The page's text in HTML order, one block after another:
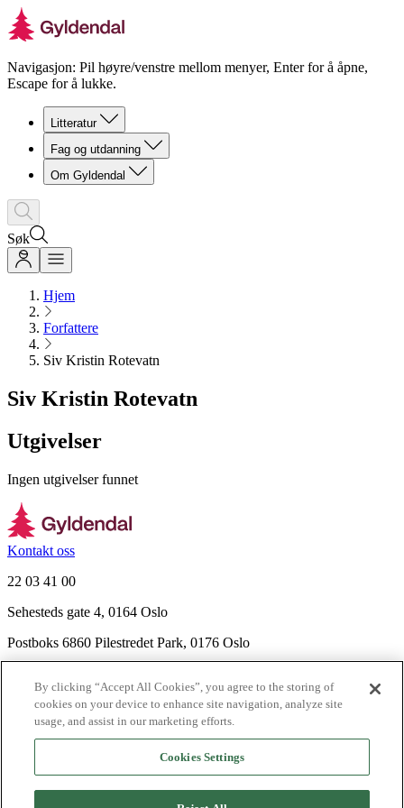
Navigasjon: Pil høyre/venstre mellom menyer, Enter for å åpne,
Escape for å lukke.
Litteratur
Fag og utdanning
Om Gyldendal
Søk
Hjem
Forfattere
Siv Kristin Rotevatn
Siv Kristin Rotevatn
Utgivelser
Ingen utgivelser funnet
Kontakt oss
22 03 41 00
Sehesteds gate 4, 0164 Oslo
Postboks 6860 Pilestredet Park, 0176 Oslo
Nyhetsbrev
Ledige stillinger
Send inn manus
By clicking “Accept All Cookies”, you agree to the storing of
cookies on your device to enhance site navigation, analyze site
usage, and assist in our marketing efforts.
Cookies Settings